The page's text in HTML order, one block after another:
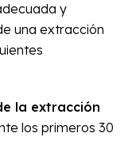
y
una extracción
la extracción
los primeros 30